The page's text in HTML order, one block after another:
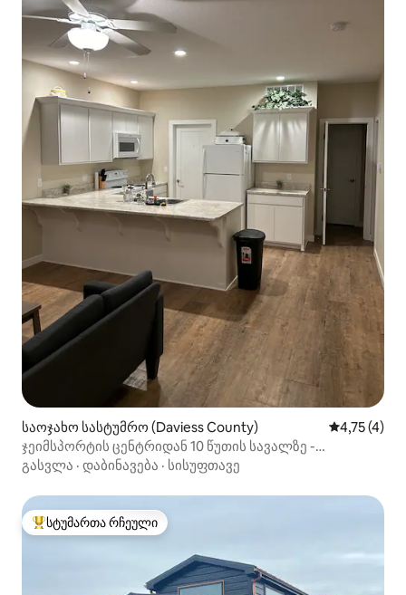
საოჯახო სასტუმრო (Daviess County) საშუალო
4,75 (4)
ჯეიმსპორტის ცენტრიდან 10 წუთის სავალზე -
ფულჰაუსი 2 საწოლი
გასვლა · დაბინავება · სისუფთავე
სტუმართა რჩეული მოწინავე ვარიანტი
სტუმართა რჩეული